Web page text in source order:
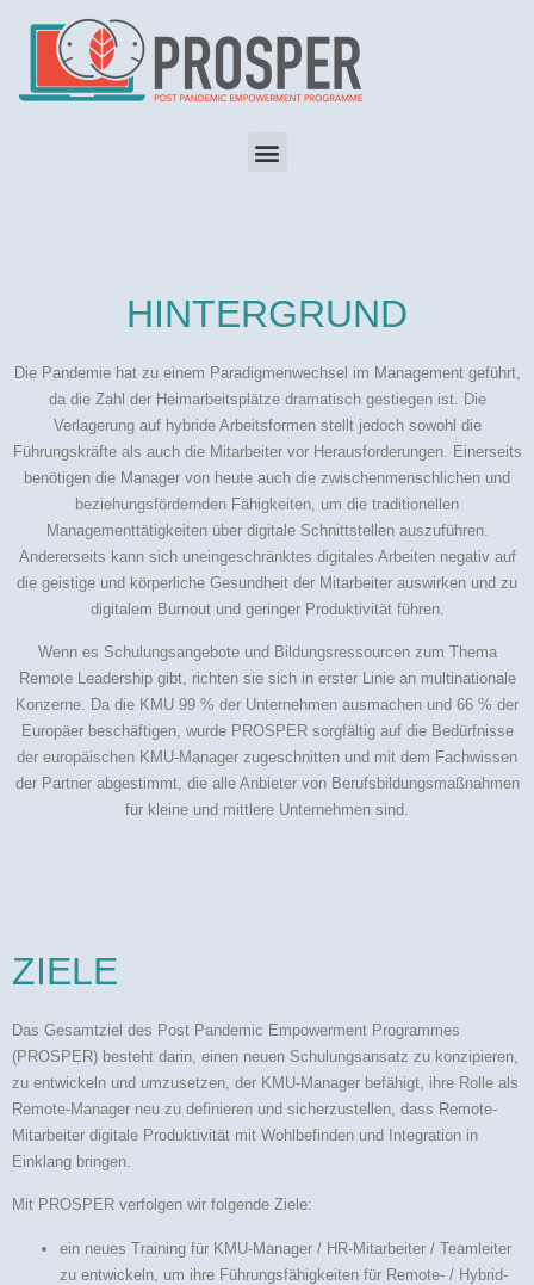
HINTERGRUND
Die Pandemie hat zu einem Paradigmenwechsel im Management geführt,
da die Zahl der Heimarbeitsplätze dramatisch gestiegen ist. Die
Verlagerung auf hybride Arbeitsformen stellt jedoch sowohl die
Führungskräfte als auch die Mitarbeiter vor Herausforderungen. Einerseits
benötigen die Manager von heute auch die zwischenmenschlichen und
beziehungsfördernden Fähigkeiten, um die traditionellen
Managementtätigkeiten über digitale Schnittstellen auszuführen.
Andererseits kann sich uneingeschränktes digitales Arbeiten negativ auf
die geistige und körperliche Gesundheit der Mitarbeiter auswirken und zu
digitalem Burnout und geringer Produktivität führen.
Wenn es Schulungsangebote und Bildungsressourcen zum Thema
Remote Leadership gibt, richten sie sich in erster Linie an multinationale
Konzerne. Da die KMU 99 % der Unternehmen ausmachen und 66 % der
Europäer beschäftigen, wurde PROSPER sorgfältig auf die Bedürfnisse
der europäischen KMU-Manager zugeschnitten und mit dem Fachwissen
der Partner abgestimmt, die alle Anbieter von Berufsbildungsmaßnahmen
für kleine und mittlere Unternehmen sind.
ZIELE
Das Gesamtziel des Post Pandemic Empowerment Programmes
(PROSPER) besteht darin, einen neuen Schulungsansatz zu konzipieren,
zu entwickeln und umzusetzen, der KMU-Manager befähigt, ihre Rolle als
Remote-Manager neu zu definieren und sicherzustellen, dass Remote-
Mitarbeiter digitale Produktivität mit Wohlbefinden und Integration in
Einklang bringen.
Mit PROSPER verfolgen wir folgende Ziele:
ein neues Training für KMU-Manager / HR-Mitarbeiter / Teamleiter
zu entwickeln, um ihre Führungsfähigkeiten für Remote- / Hybrid-